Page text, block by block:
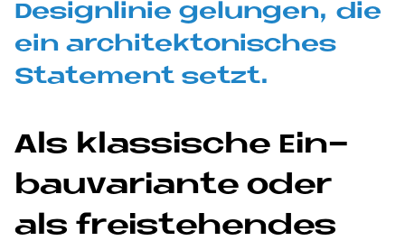
De­sign­li­nie ge­lun­gen, die
ein ar­chi­tek­to­ni­sches
State­ment set­zt.
Als klas­si­sche Ein­
bau­va­ri­an­te oder
als frei­ste­hen­des